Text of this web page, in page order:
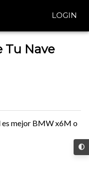
LOGIN
Tu Nave
es mejor BMW x6M o